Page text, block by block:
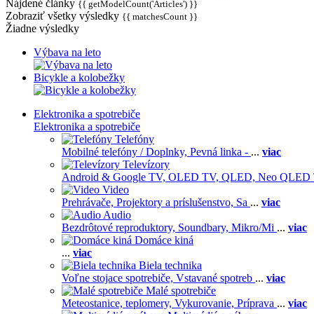
Nájdené články {{ getModelCount('Articles') }}
Zobraziť všetky výsledky {{ matchesCount }}
Žiadne výsledky
Výbava na leto
Bicykle a kolobežky
Elektronika a spotrebiče
Elektronika a spotrebiče
Telefóny
Mobilné telefóny / Doplnky, Pevná linka - ... viac
Televízory
Android & Google TV, OLED TV, QLED, Neo QLED
Video
Prehrávače, Projektory a príslušenstvo, Sa ... viac
Audio
Bezdrôtové reproduktory, Soundbary, Mikro/Mi ... viac
Domáce kiná
... viac
Biela technika
Voľne stojace spotrebiče, Vstavané spotreb ... viac
Malé spotrebiče
Meteostanice, teplomery, Vykurovanie, Príprava ... viac